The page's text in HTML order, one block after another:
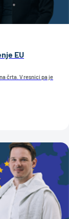
EU
črta. V resnici pa je